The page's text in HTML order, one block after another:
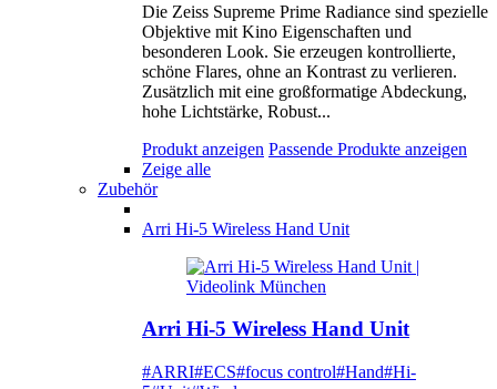
Die Zeiss Supreme Prime Radiance sind spezielle
Objektive mit Kino Eigenschaften und
besonderen Look. Sie erzeugen kontrollierte,
schöne Flares, ohne an Kontrast zu verlieren.
Zusätzlich mit eine großformatige Abdeckung,
hohe Lichtstärke, Robust...
Produkt anzeigen Passende Produkte anzeigen
Zeige alle
Zubehör
Arri Hi-5 Wireless Hand Unit
Arri Hi-5 Wireless Hand Unit
#ARRI#ECS#focus control#Hand#Hi-